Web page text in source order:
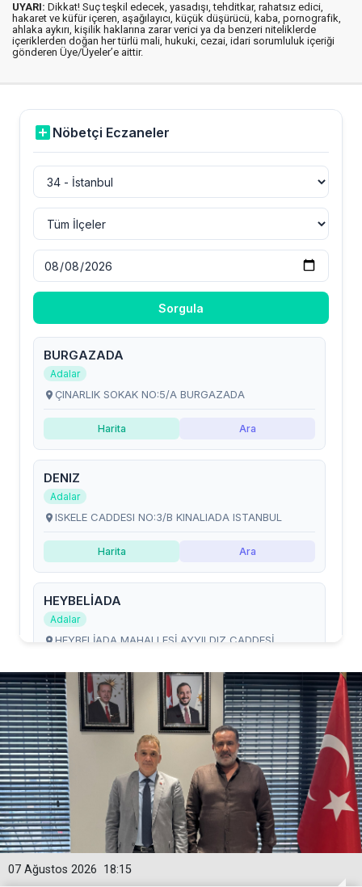
UYARI: Dikkat! Suç teşkil edecek, yasadışı, tehditkar, rahatsız edici,
hakaret ve küfür içeren, aşağılayıcı, küçük düşürücü, kaba, pornografik,
ahlaka aykırı, kişilik haklarına zarar verici ya da benzeri niteliklerde
içeriklerden doğan her türlü mali, hukuki, cezai, idari sorumluluk içeriği
gönderen Üye/Üyeler’e aittir.
18:15
07 Ağustos 2026